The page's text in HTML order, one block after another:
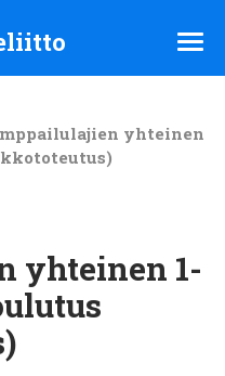
yhteinen
yhteinen 1-